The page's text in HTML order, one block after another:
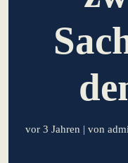
Soft Landing für
estnische
Deutschland
Betriebsmodell:
vor 3 Jahren | von